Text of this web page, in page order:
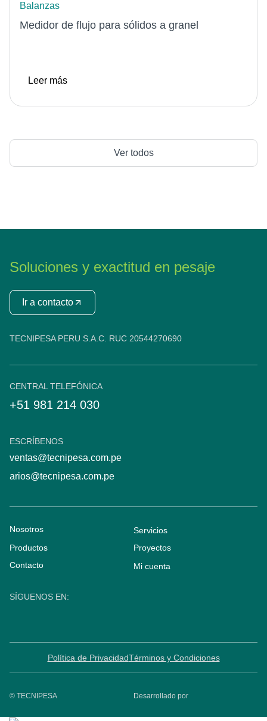
Ver todos
Balanzas
Medidor de flujo para sólidos a granel
Leer más
Soluciones y exactitud en pesaje
Ir a contacto
TECNIPESA PERU S.A.C. RUC 20544270690
CENTRAL TELEFÓNICA
+51 981 214 030
ESCRÍBENOS
ventas@tecnipesa.com.pe
arios@tecnipesa.com.pe
Nosotros
Servicios
Productos
Proyectos
Contacto
Mi cuenta
SÍGUENOS EN:
© TECNIPESA
Política de PrivacidadTérminos y Condiciones
Desarrollado por